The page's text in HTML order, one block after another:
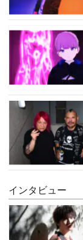
インタビュー